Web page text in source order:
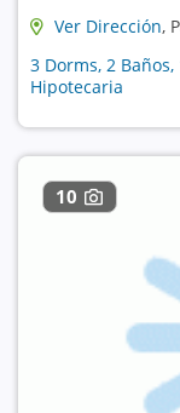
Ver Dirección,
3 Dorms, 2
Hipotecaria
10